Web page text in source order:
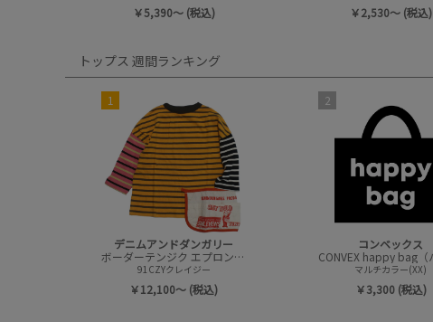
￥5,390～ (税込) ￥2,530～ (税込)
トップス 週間ランキング
1
デニムアンドダンガリー
ボーダーテンジク エプロンツキ L/S TEE(8分袖)
91CZYクレイジー
￥12,100～ (税込)
2
コンベックス
マルチカラー(XX)
￥3,300 (税込)